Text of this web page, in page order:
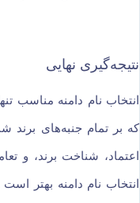
نتیجه‌گیری نهایی
انتخاب نام دامنه مناسب
که بر تمام جنبه‌های برند
اعتماد، شناخت برند، و
انتخاب نام دامنه بهتر